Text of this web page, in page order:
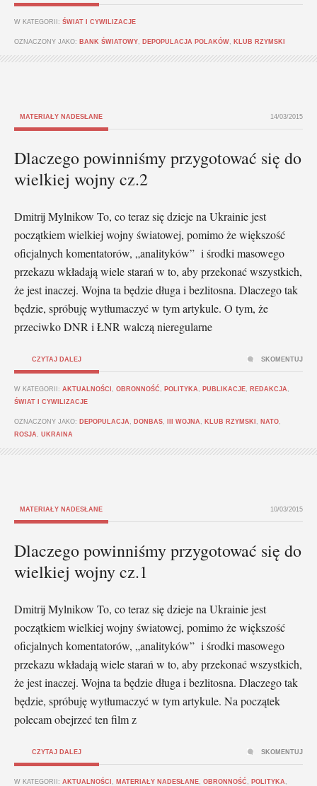
W KATEGORII: ŚWIAT I CYWILIZACJE
OZNACZONY JAKO: BANK ŚWIATOWY DEPOPULACJA POLAKÓW KLUB RZYMSKI
MATERIAŁY NADESŁANE 14/03/2015
Dlaczego powinniśmy przygotować się do
wielkiej wojny cz.2
Dmitrij Mylnikow To, co teraz się dzieje na Ukrainie jest
początkiem wielkiej wojny światowej, pomimo że większość
oficjalnych komentatorów, „analityków” i środki masowego
przekazu wkładają wiele starań w to, aby przekonać wszystkich,
że jest inaczej. Wojna ta będzie długa i bezlitosna. Dlaczego tak
będzie, spróbuję wytłumaczyć w tym artykule. O tym, że
przeciwko DNR i ŁNR walczą nieregularne
CZYTAJ DALEJ
W KATEGORII: AKTUALNOŚCI OBRONNOŚĆ POLITYKA PUBLIKACJE REDAKCJA
ŚWIAT I CYWILIZACJE
OZNACZONY JAKO: DEPOPULACJA DONBAS III WOJNA KLUB RZYMSKI NATO
ROSJA
UKRAINA
SKOMENTUJ
MATERIAŁY NADESŁANE 10/03/2015
Dlaczego powinniśmy przygotować się do
wielkiej wojny cz.1
Dmitrij Mylnikow To, co teraz się dzieje na Ukrainie jest
początkiem wielkiej wojny światowej, pomimo że większość
oficjalnych komentatorów, „analityków” i środki masowego
przekazu wkładają wiele starań w to, aby przekonać wszystkich,
że jest inaczej. Wojna ta będzie długa i bezlitosna. Dlaczego tak
będzie, spróbuję wytłumaczyć w tym artykule. Na początek
polecam obejrzeć ten film z
CZYTAJ DALEJ
W KATEGORII: AKTUALNOŚCI MATERIAŁY NADESŁANE OBRONNOŚĆ POLITYKA
SKOMENTUJ